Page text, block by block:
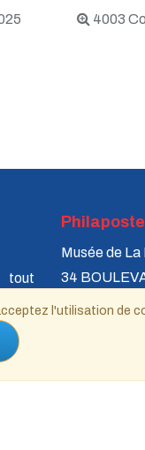
4003
tout
est
le
Philapostel
Musée de La
34
75731
l'utilisation de